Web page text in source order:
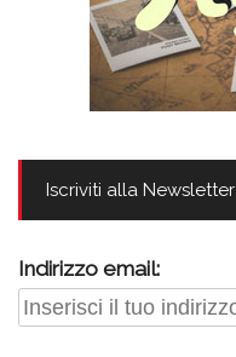
Iscriviti alla Newsletter
Indirizzo email: